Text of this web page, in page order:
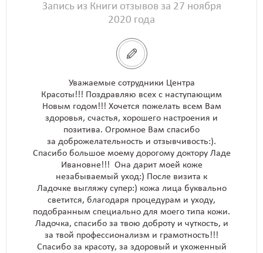
Запись из Книги отзывов за 27 ноября
2020 года
Уважаемые сотрудники Центра
Красоты!!! Поздравляю всех с наступающим
Новым годом!!! Хочется пожелать всем Вам
здоровья, счастья, хорошего настроения и
позитива. Огромное Вам спасибо
за доброжелательность и отзывчивость:).
Спасибо большое моему дорогому доктору Ладе
Ивановне!!! Она дарит моей коже
незабываемый уход:) После визита к
Ладочке выгляжу супер:) кожа лица буквально
светится, благодаря процедурам и уходу,
подобранным специально для моего типа кожи.
Ладочка, спасибо за твою доброту и чуткость, и
за твой профессионализм и грамотность!!!
Спасибо за красоту, за здоровый и ухоженный